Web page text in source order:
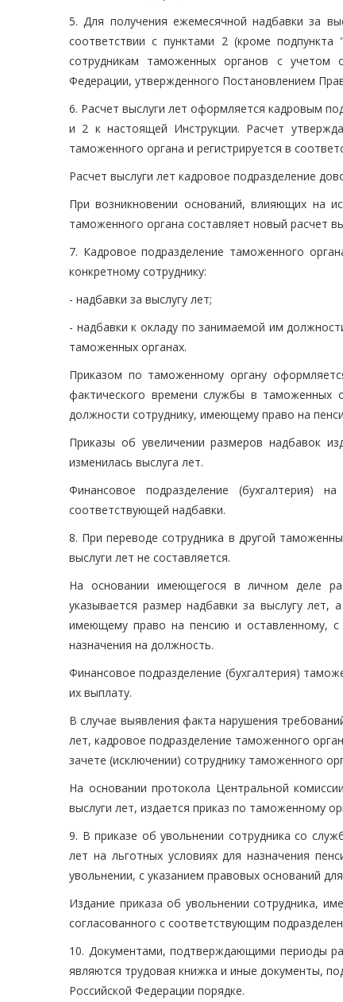
5. Для получения ежемесячной надбавки за
соответствии с пунктами 2 (кроме
сотрудникам таможенных органов с учетом
Федерации, утвержденного Постановлением
6. Расчет выслуги лет оформляется кадровым
и 2 к настоящей Инструкции. Расчет
таможенного органа и регистрируется в
Расчет выслуги лет кадровое подразделение
При возникновении оснований, влияющих на
таможенного органа составляет новый расчет
7. Кадровое подразделение таможенного
конкретному сотруднику:
- надбавки за выслугу лет;
- надбавки к окладу по занимаемой им
таможенных органах.
Приказом по таможенному органу
фактического времени службы в таможенных
должности сотруднику, имеющему право на
Приказы об увеличении размеров надбавок
изменилась выслуга лет.
Финансовое подразделение (бухгалтерия)
соответствующей надбавки.
8. При переводе сотрудника в другой
выслуги лет не составляется.
На основании имеющегося в личном деле
указывается размер надбавки за выслугу
имеющему право на пенсию и оставленному, с
назначения на должность.
Финансовое подразделение (бухгалтерия)
их выплату.
В случае выявления факта нарушения
лет, кадровое подразделение таможенного
зачете (исключении) сотруднику таможенного
На основании протокола Центральной
выслуги лет, издается приказ по таможенному
9. В приказе об увольнении сотрудника со
лет на льготных условиях для назначения
увольнении, с указанием правовых оснований
Издание приказа об увольнении сотрудника,
согласованного с соответствующим
10. Документами, подтверждающими периоды
являются трудовая книжка и иные документы,
Российской Федерации порядке.